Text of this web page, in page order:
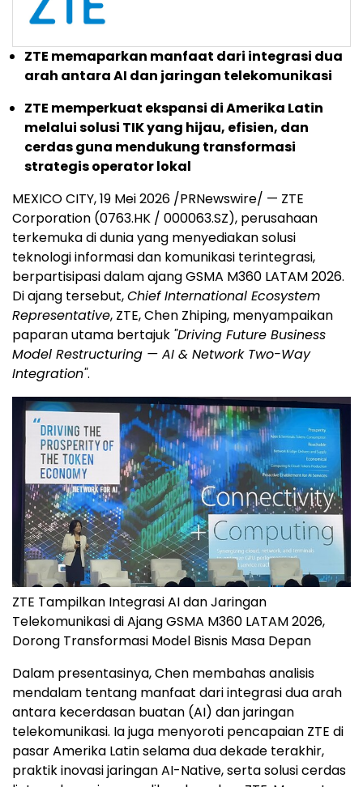
ZTE memaparkan manfaat dari integrasi dua
arah antara AI dan jaringan telekomunikasi
ZTE memperkuat ekspansi di Amerika Latin
melalui solusi TIK yang hijau, efisien, dan
cerdas guna mendukung transformasi
strategis operator lokal
MEXICO CITY,19 Mei 2026 /PRNewswire/ — ZTE
Corporation (0763.HK / 000063.SZ), perusahaan
terkemuka di dunia yang menyediakan solusi
teknologi informasi dan komunikasi terintegrasi,
berpartisipasi dalam ajang GSMA M360 LATAM 2026.
Di ajang tersebut,Chief International Ecosystem
Representative, ZTE, Chen Zhiping, menyampaikan
paparan utama bertajuk "Driving Future Business
Model Restructuring — AI & Network Two-Way
Integration".
ZTE Tampilkan Integrasi AI dan Jaringan
Telekomunikasi di Ajang GSMA M360 LATAM 2026,
Dorong Transformasi Model Bisnis Masa Depan
Dalam presentasinya, Chen membahas analisis
mendalam tentang manfaat dari integrasi dua arah
antara kecerdasan buatan (AI) dan jaringan
telekomunikasi. Ia juga menyoroti pencapaian ZTE di
pasar Amerika Latin selama dua dekade terakhir,
praktik inovasi jaringan AI-Native, serta solusi cerdas